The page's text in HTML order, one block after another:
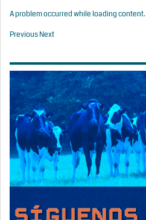
A problem occurred while loading content.
PreviousNext